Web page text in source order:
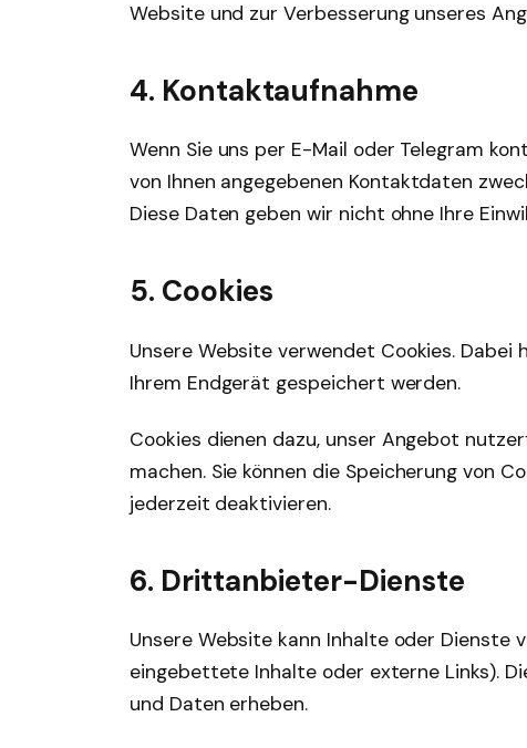
Website und zur Verbesserung unseres
4. Kontaktaufnahme
Wenn Sie uns per E-Mail oder Telegram
von Ihnen angegebenen Kontaktdaten
Diese Daten geben wir nicht ohne Ihre
5. Cookies
Unsere Website verwendet Cookies.
Ihrem Endgerät gespeichert werden.
Cookies dienen dazu, unser Angebot
machen. Sie können die Speicherung von
jederzeit deaktivieren.
6. Drittanbieter-Dienste
Unsere Website kann Inhalte oder Dienste
eingebettete Inhalte oder externe Links).
und Daten erheben.